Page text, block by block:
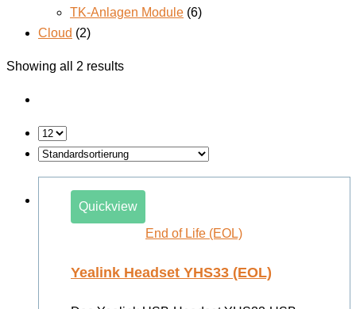
TK-Anlagen Module (6)
Cloud (2)
Showing all 2 results
Quickview
End of Life (EOL)
Yealink Headset YHS33 (EOL)